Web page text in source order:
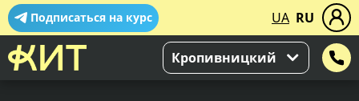
Подписаться на курс UA RU
Кропивницкий